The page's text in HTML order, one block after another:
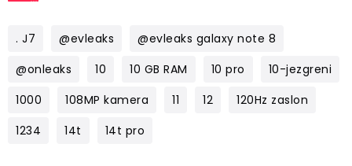
. J7 @evleaks
@evleaks galaxy note 8
@onleaks
10 10 GB RAM 10 pro
10-jezgreni
1000
108MP kamera 11 12
120Hz zaslon
1234
14t 14t pro